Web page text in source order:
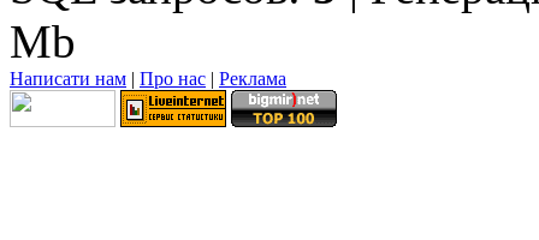
Mb
Написати нам | Про нас | Реклама